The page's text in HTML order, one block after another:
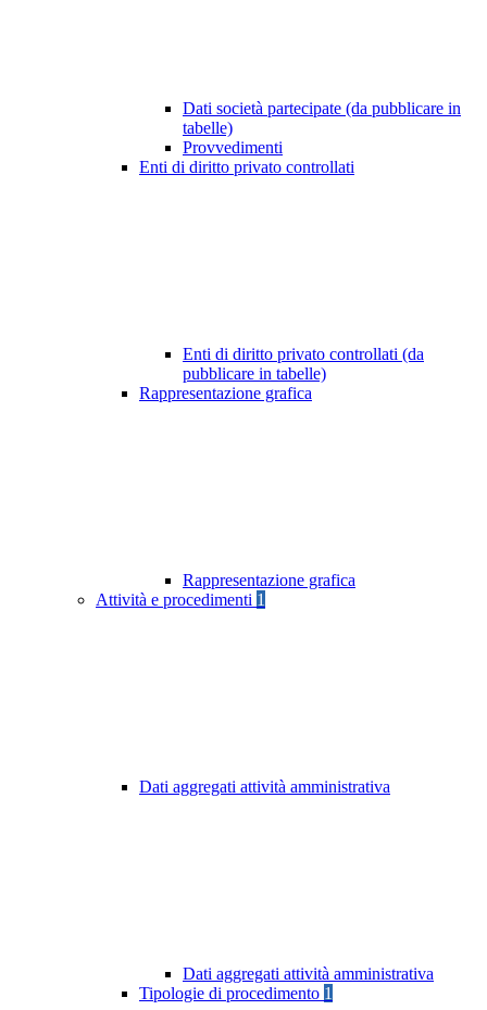
Dati società partecipate (da pubblicare in
tabelle)
Provvedimenti
Enti di diritto privato controllati
Enti di diritto privato controllati (da
pubblicare in tabelle)
Rappresentazione grafica
Rappresentazione grafica
Attività e procedimenti 1
Dati aggregati attività amministrativa
Dati aggregati attività amministrativa
Tipologie di procedimento 1